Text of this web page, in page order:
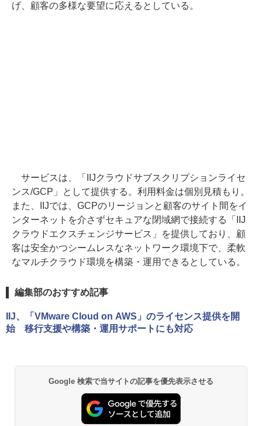
げ、顧客の多様な要望に応えるとしている。
サービスは、「IIJクラウドサブスクリプションライセ
ンス/GCP」として提供する。利用料金は個別見積もり。
また、IIJでは、GCPのリージョンと顧客のサイト間をイ
ンターネットを介さずセキュアな閉域網で接続する「IIJ
クラウドエクスチェンジサービス」を提供しており、顧
客は安全かつシームレスなネットワーク環境下で、柔軟
なマルチクラウド環境を構築・運用できるとしている。
編集部のおすすめ記事
IIJ、「VMware Cloud on AWS」のライセンス提供を開
始 移行支援や構築・運用サポートにも対応
Google 検索で当サイトの記事を優先表示させる